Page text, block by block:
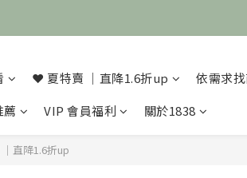
❤️ 夏特賣 ｜直降1.6折up
依需求
薦
VIP 會員福利 關於1838
直降1.6折up